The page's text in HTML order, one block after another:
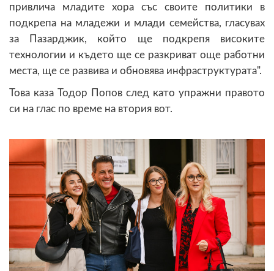
привлича младите хора със своите политики в
подкрепа на младежи и млади семейства, гласувах
за Пазарджик, който ще подкрепя високите
технологии и където ще се разкриват още работни
места, ще се развива и обновява инфраструктурата".
Това каза Тодор Попов след като упражни правото
си на глас по време на втория вот.